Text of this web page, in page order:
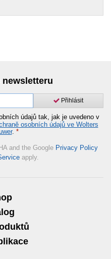
Přihlásit
údajů tak, jak je uvedeno v
osobních údajů ve Wolters
. *
and the Google Privacy Policy
apply.